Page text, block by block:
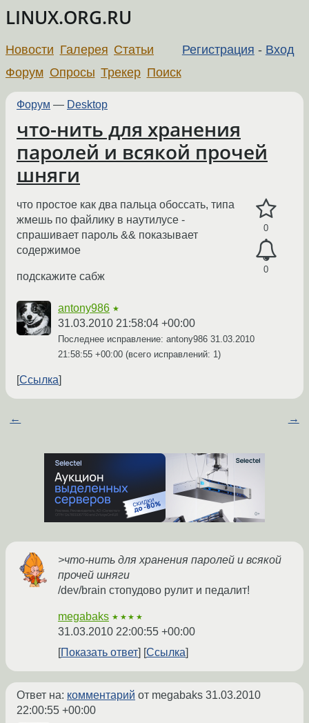
LINUX.ORG.RU
Регистрация - Вход
Новости Галерея Статьи
Форум Опросы Трекер Поиск
Форум — Desktop
что-нить для хранения
паролей и всякой прочей
шняги
0
0
что простое как два пальца обоссать, типа
жмешь по файлику в наутилусе -
спрашивает пароль && показывает
содержимое
подскажите сабж
antony986 ★
31.03.2010 21:58:04 +00:00
Последнее исправление: antony986 31.03.2010
21:58:55 +00:00 (всего исправлений: 1)
Ссылка
← →
>что-нить для хранения паролей и всякой
прочей шняги
/dev/brain стопудово рулит и педалит!
megabaks ★★★★
31.03.2010 22:00:55 +00:00
Показать ответ
Ссылка
Ответ на: комментарий от megabaks 31.03.2010
22:00:55 +00:00